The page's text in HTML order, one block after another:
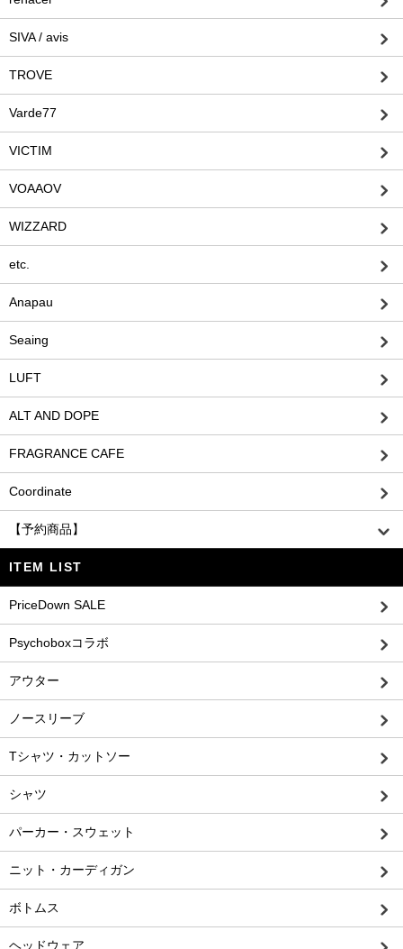
SIVA / avis
TROVE
Varde77
VICTIM
VOAAOV
WIZZARD
etc.
Anapau
Seaing
LUFT
ALT AND DOPE
FRAGRANCE CAFE
Coordinate
【予約商品】
ITEM LIST
PriceDown SALE
Psychoboxコラボ
アウター
ノースリーブ
Tシャツ・カットソー
シャツ
パーカー・スウェット
ニット・カーディガン
ボトムス
ヘッドウェア